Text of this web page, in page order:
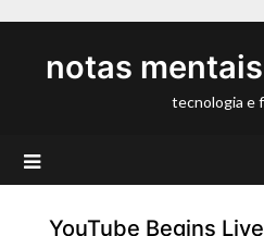
contentnotas
tecnologia e
YouTube Begins